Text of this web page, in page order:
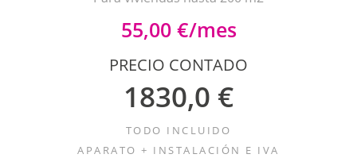
55,00 €/mes
PRECIO CONTADO
1830,0 €
TODO INCLUIDO
APARATO + INSTALACIÓN E IVA